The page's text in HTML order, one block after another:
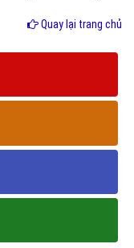
Quay lại trang chủ